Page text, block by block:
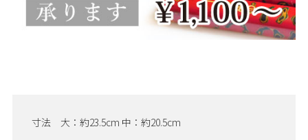
寸法 大：約23.5cm 中：約20.5cm